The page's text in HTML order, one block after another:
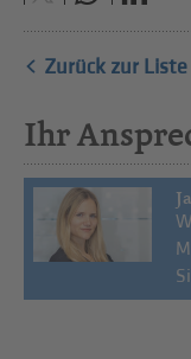
Zurück zur Liste
Ihr